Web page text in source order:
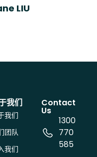
LIU
我们
我们
团队
我们
Contact
Us
1300
770
585